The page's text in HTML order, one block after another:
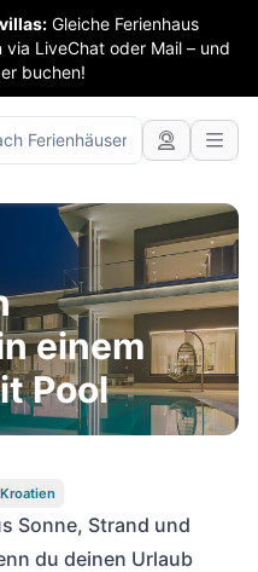
Gleiche Ferienhaus
LiveChat oder Mail – und
buchen!
einem
Pool
Sonne, Strand und
du deinen Urlaub